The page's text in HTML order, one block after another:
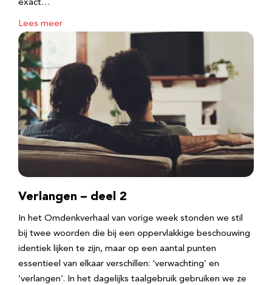
exact…
Lees meer
Verlangen – deel 2
In het Omdenkverhaal van vorige week stonden we stil
bij twee woorden die bij een oppervlakkige beschouwing
identiek lijken te zijn, maar op een aantal punten
essentieel van elkaar verschillen: ‘verwachting’ en
‘verlangen’. In het dagelijks taalgebruik gebruiken we ze